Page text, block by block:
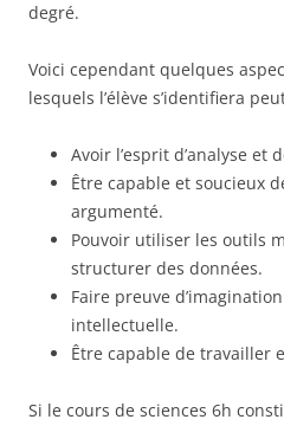
degré.
Voici cependant quelques
lesquels l’élève s’identifiera
Avoir l’esprit d’analyse et
Être capable et soucieux
argumenté.
Pouvoir utiliser les outils
structurer des données.
Faire preuve
intellectuelle.
Être capable de travailler
Si le cours de sciences 6h